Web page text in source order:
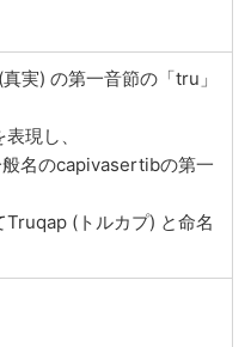
実) の第一音節の「tru」
現し、
名のcapivasertibの第一
(トルカプ) と命名